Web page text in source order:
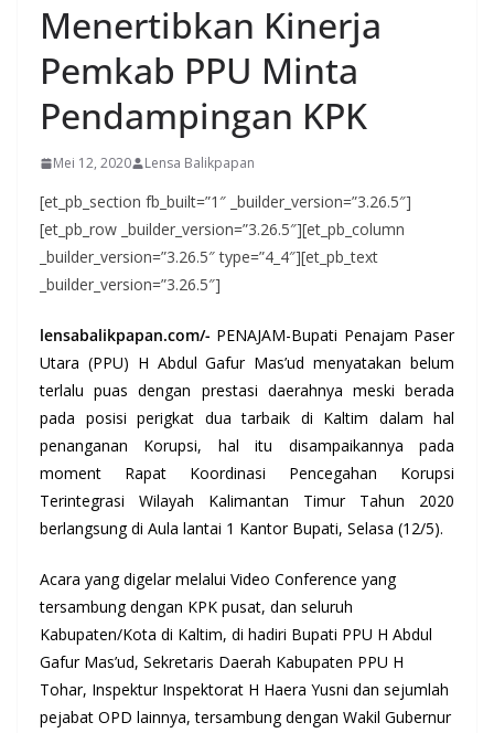
Menertibkan Kinerja
Pemkab PPU Minta
Pendampingan KPK
Mei 12, 2020 Lensa Balikpapan
[et_pb_section fb_built=”1″ _builder_version=”3.26.5″]
[et_pb_row _builder_version=”3.26.5″][et_pb_column
_builder_version=”3.26.5″ type=”4_4″][et_pb_text
_builder_version=”3.26.5″]
lensabalikpapan.com/- PENAJAM-Bupati Penajam Paser
Utara (PPU) H Abdul Gafur Mas’ud menyatakan belum
terlalu puas dengan prestasi daerahnya meski berada
pada posisi perigkat dua tarbaik di Kaltim dalam hal
penanganan Korupsi, hal itu disampaikannya pada
moment Rapat Koordinasi Pencegahan Korupsi
Terintegrasi Wilayah Kalimantan Timur Tahun 2020
berlangsung di Aula lantai 1 Kantor Bupati, Selasa (12/5).
Acara yang digelar melalui Video Conference yang
tersambung dengan KPK pusat, dan seluruh
Kabupaten/Kota di Kaltim, di hadiri Bupati PPU H Abdul
Gafur Mas’ud, Sekretaris Daerah Kabupaten PPU H
Tohar, Inspektur Inspektorat H Haera Yusni dan sejumlah
pejabat OPD lainnya, tersambung dengan Wakil Gubernur